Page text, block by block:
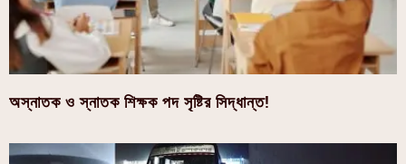
অস্নাতক ও স্নাতক শিক্ষক পদ সৃষ্টির সিদ্ধান্ত!